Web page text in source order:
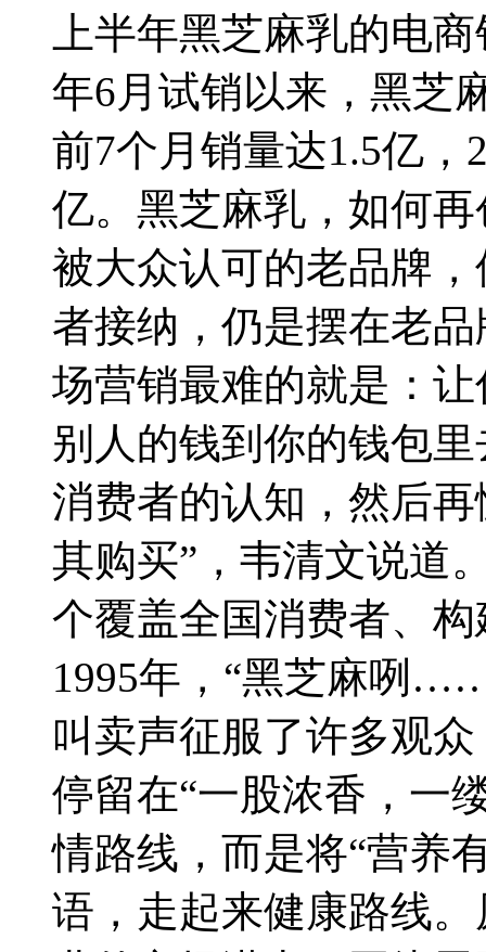
上半年黑芝麻乳的电
年6月试销以来，黑芝
前7个月销量达1.5亿，
亿。黑芝麻乳，如何
被大众认可的老品牌
者接纳，仍是摆在老
场营销最难的就是：
别人的钱到你的钱包
消费者的认知，然后
其购买”，韦清文说道
个覆盖全国消费者、
1995年，“黑芝麻咧
叫卖声征服了许多观
停留在“一股浓香，一
情路线，而是将“营养
语，走起来健康路线